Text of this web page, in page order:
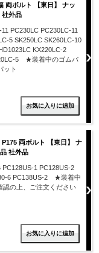
両ボルト 【東日】 ナッ
社外品
PC230LC PC230LC-11
5 SK250LC SK260LC-10
KX220LC-2
5 ★装着中のゴムパ
ット
両ボルト 【東日】 ナ
社外品
PC128US-1 PC128US-2
6 PC138US-2 ★装着中
認の上、ご注文ください